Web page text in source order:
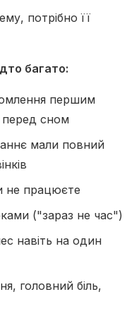
потрібно її
багато:
першим
перед сном
мали повний
не працюєте
("зараз не час")
навіть на один
головний біль,